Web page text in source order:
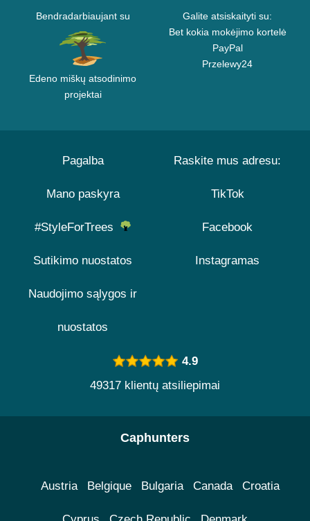
Bendradarbiaujant su
Edeno miškų atsodinimo
projektai
Galite atsiskaityti su:
Bet kokia mokėjimo kortelė
PayPal
Przelewy24
Pagalba
Mano paskyra
#StyleForTrees
Sutikimo nuostatos
Naudojimo sąlygos ir
nuostatos
Raskite mus adresu:
TikTok
Facebook
Instagramas
4.9
49317 klientų atsiliepimai
Caphunters
Austria Belgique Bulgaria Canada Croatia